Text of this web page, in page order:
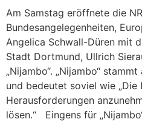
Am Samstag eröffnete die
Bundesangelegenheiten,
Angelica Schwall-Düren mit
Stadt Dortmund, Ullrich
„Nijambo“. „Nijambo“
und bedeutet soviel wie „Die
Herausforderungen
lösen.“ Eingens für